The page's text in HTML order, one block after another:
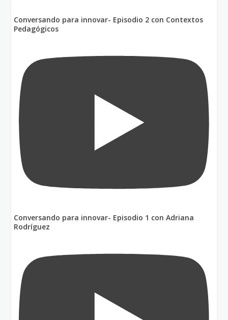
Conversando para innovar- Episodio 2 con Contextos
Pedagógicos
Conversando para innovar- Episodio 1 con Adriana
Rodríguez